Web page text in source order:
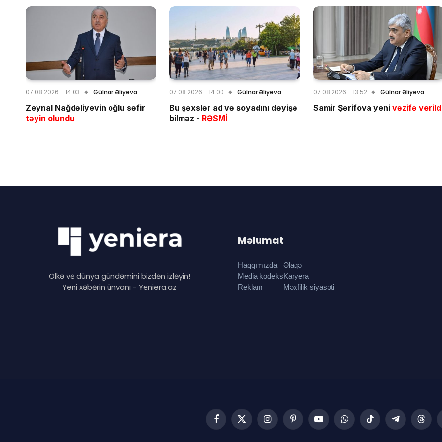
07.08.2026 - 14:03 Gülnar Əliyeva
Zeynal Nağdəliyevin oğlu səfir
təyin olundu
07.08.2026 - 14:00 Gülnar Əliyeva
Bu şəxslər ad və soyadını dəyişə
bilməz - RƏSMİ
07.08.2026 - 13:52 Gülnar Əliyeva
Samir Şərifova yeni vəzifə
Ölkə və dünya gündəmini bizdən izləyin!
Yeni xəbərin ünvanı - Yeniera.az
Məlumat
Haqqımızda
Media kodeks
Reklam
Əlaqə
Karyera
Məxfilik siyasəti
Facebook
X
(Twitter)
InstagramPinterestYouTubeWhatsAppTikTok Telegram